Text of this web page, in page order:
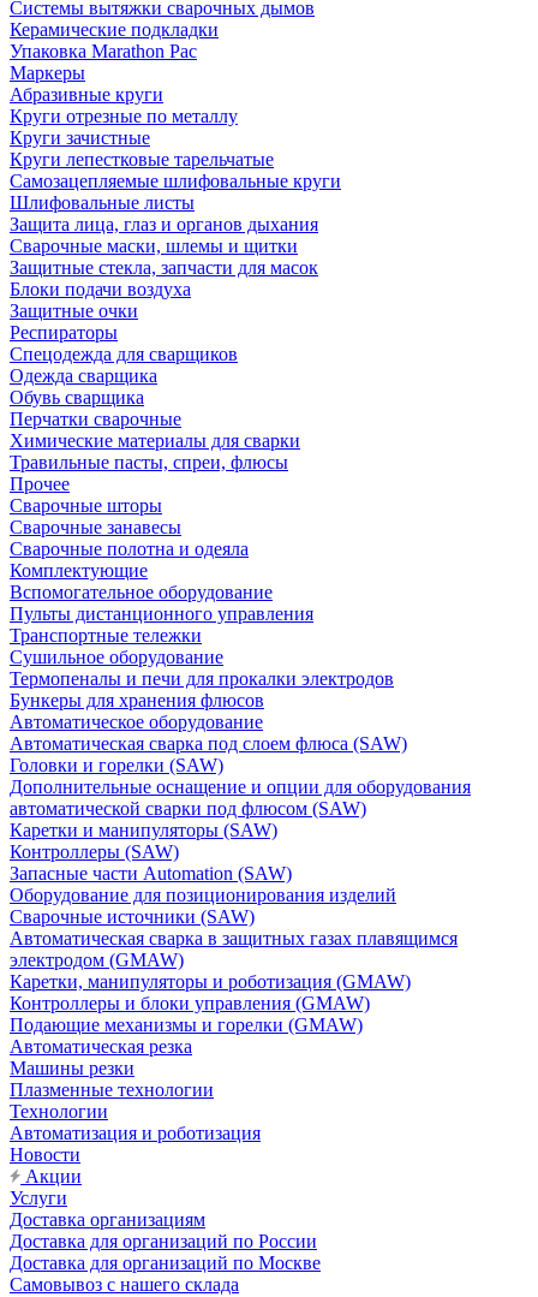
Системы вытяжки сварочных дымов
Керамические подкладки
Упаковка Marathon Pac
Маркеры
Абразивные круги
Круги отрезные по металлу
Круги зачистные
Круги лепестковые тарельчатые
Самозацепляемые шлифовальные круги
Шлифовальные листы
Защита лица, глаз и органов дыхания
Сварочные маски, шлемы и щитки
Защитные стекла, запчасти для масок
Блоки подачи воздуха
Защитные очки
Респираторы
Спецодежда для сварщиков
Одежда сварщика
Обувь сварщика
Перчатки сварочные
Химические материалы для сварки
Травильные пасты, спреи, флюсы
Прочее
Сварочные шторы
Сварочные занавесы
Сварочные полотна и одеяла
Комплектующие
Вспомогательное оборудование
Пульты дистанционного управления
Транспортные тележки
Сушильное оборудование
Термопеналы и печи для прокалки электродов
Бункеры для хранения флюсов
Автоматическое оборудование
Автоматическая сварка под слоем флюса (SAW)
Головки и горелки (SAW)
Дополнительные оснащение и опции для оборудования
автоматической сварки под флюсом (SAW)
Каретки и манипуляторы (SAW)
Контроллеры (SAW)
Запасные части Automation (SAW)
Оборудование для позиционирования изделий
Сварочные источники (SAW)
Автоматическая сварка в защитных газах плавящимся
электродом (GMAW)
Каретки, манипуляторы и роботизация (GMAW)
Контроллеры и блоки управления (GMAW)
Подающие механизмы и горелки (GMAW)
Автоматическая резка
Машины резки
Плазменные технологии
Технологии
Автоматизация и роботизация
Новости
Акции
Услуги
Доставка организациям
Доставка для организаций по России
Доставка для организаций по Москве
Самовывоз с нашего склада